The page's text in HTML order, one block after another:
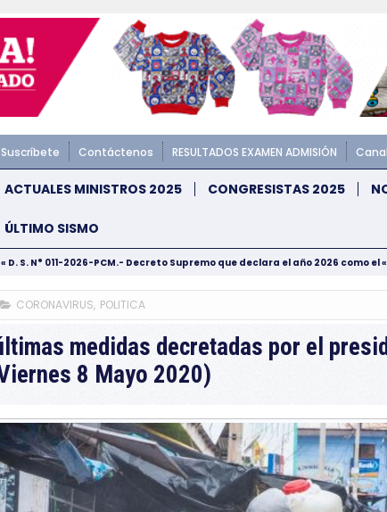
Suscríbete Contáctenos RESULTADOS EXAMEN ADMISIÓN
ACTUALES MINISTROS 2025 CONGRESISTAS 2025
ÚLTIMO SISMO
« D. S. N° 011-2026-PCM.- Decreto Supremo que declara el año 2026 como
CORONAVIRUS, POLITICA
medidas decretadas por el
8 Mayo 2020)